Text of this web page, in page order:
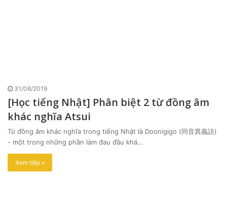
31/08/2019
[Học tiếng Nhật] Phân biệt 2 từ đồng âm
khác nghĩa Atsui
Từ đồng âm khác nghĩa trong tiếng Nhật là Doonigigo (同音異義語)
- một trong những phần làm đau đầu khá…
Xem tiếp »